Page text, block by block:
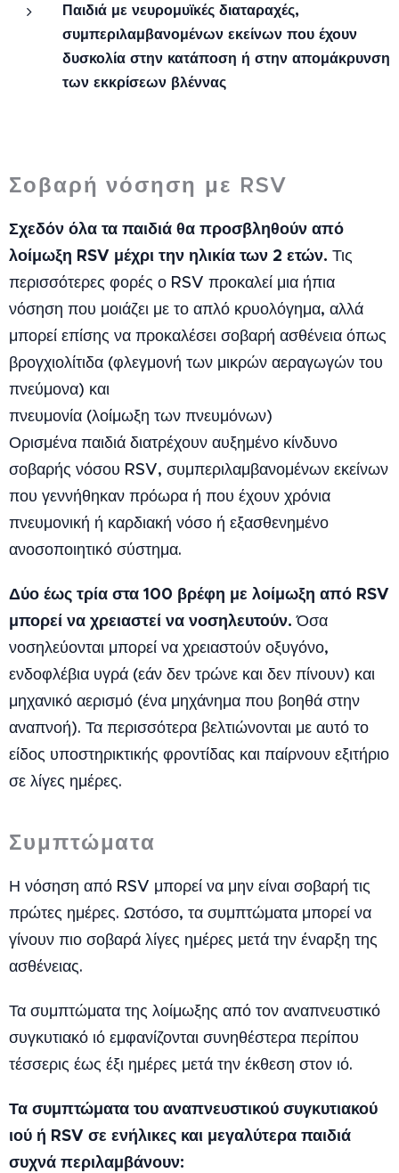
Παιδιά με νευρομυϊκές διαταραχές,
συμπεριλαμβανομένων εκείνων που έχουν
δυσκολία στην κατάποση ή στην απομάκρυνση
των εκκρίσεων βλέννας
Σοβαρή νόσηση με RSV
Σχεδόν όλα τα παιδιά θα προσβληθούν από
λοίμωξη RSV μέχρι την ηλικία των 2 ετών. Τις
περισσότερες φορές ο RSV προκαλεί μια ήπια
νόσηση που μοιάζει με το απλό κρυολόγημα, αλλά
μπορεί επίσης να προκαλέσει σοβαρή ασθένεια όπως
βρογχιολίτιδα (φλεγμονή των μικρών αεραγωγών του
πνεύμονα) και
πνευμονία (λοίμωξη των πνευμόνων)
Ορισμένα παιδιά διατρέχουν αυξημένο κίνδυνο
σοβαρής νόσου RSV, συμπεριλαμβανομένων εκείνων
που γεννήθηκαν πρόωρα ή που έχουν χρόνια
πνευμονική ή καρδιακή νόσο ή εξασθενημένο
ανοσοποιητικό σύστημα.
Δύο έως τρία στα 100 βρέφη με λοίμωξη από RSV
μπορεί να χρειαστεί να νοσηλευτούν.Όσα
νοσηλεύονται μπορεί να χρειαστούν οξυγόνο,
ενδοφλέβια υγρά (εάν δεν τρώνε και δεν πίνουν) και
μηχανικό αερισμό (ένα μηχάνημα που βοηθά στην
αναπνοή). Τα περισσότερα βελτιώνονται με αυτό το
είδος υποστηρικτικής φροντίδας και παίρνουν εξιτήριο
σε λίγες ημέρες.
Συμπτώματα
Η νόσηση από RSV μπορεί να μην είναι σοβαρή τις
πρώτες ημέρες. Ωστόσο, τα συμπτώματα μπορεί να
γίνουν πιο σοβαρά λίγες ημέρες μετά την έναρξη της
ασθένειας.
Τα συμπτώματα της λοίμωξης από τον αναπνευστικό
συγκυτιακό ιό εμφανίζονται συνηθέστερα περίπου
τέσσερις έως έξι ημέρες μετά την έκθεση στον ιό.
Τα συμπτώματα του αναπνευστικού συγκυτιακού
ιού ή RSV σε ενήλικες και μεγαλύτερα παιδιά
συχνά περιλαμβάνουν: